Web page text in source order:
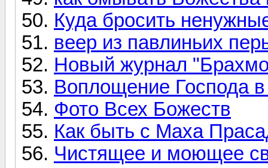
Куда бросить
веер из павлиньих
Новый журнал
Воплощение Господа
Фото Всех Божеств
Как быть с Маха
Чистящее и моющее